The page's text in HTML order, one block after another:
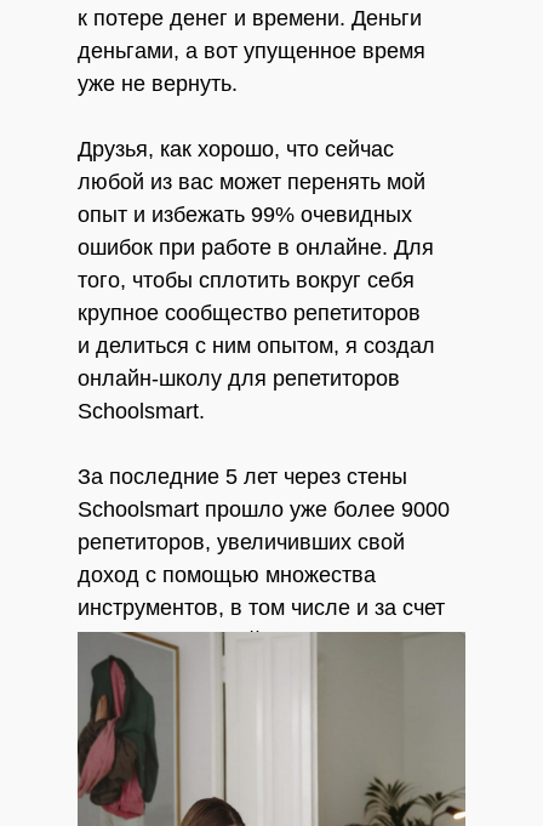
к потере денег и времени. Деньги
деньгами, а вот упущенное время
уже не вернуть.
Друзья, как хорошо, что сейчас
любой из вас может перенять мой
опыт и избежать 99% очевидных
ошибок при работе в онлайне. Для
того, чтобы сплотить вокруг себя
крупное сообщество репетиторов
и делиться с ним опытом, я создал
онлайн-школу для репетиторов
Schoolsmart.
За последние 5 лет через стены
Schoolsmart прошло уже более 9000
репетиторов, увеличивших свой
доход с помощью множества
инструментов, в том числе и за счет
перехода в онлайн.